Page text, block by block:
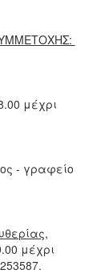
μέχρι
- γραφείο
,
μέχρι